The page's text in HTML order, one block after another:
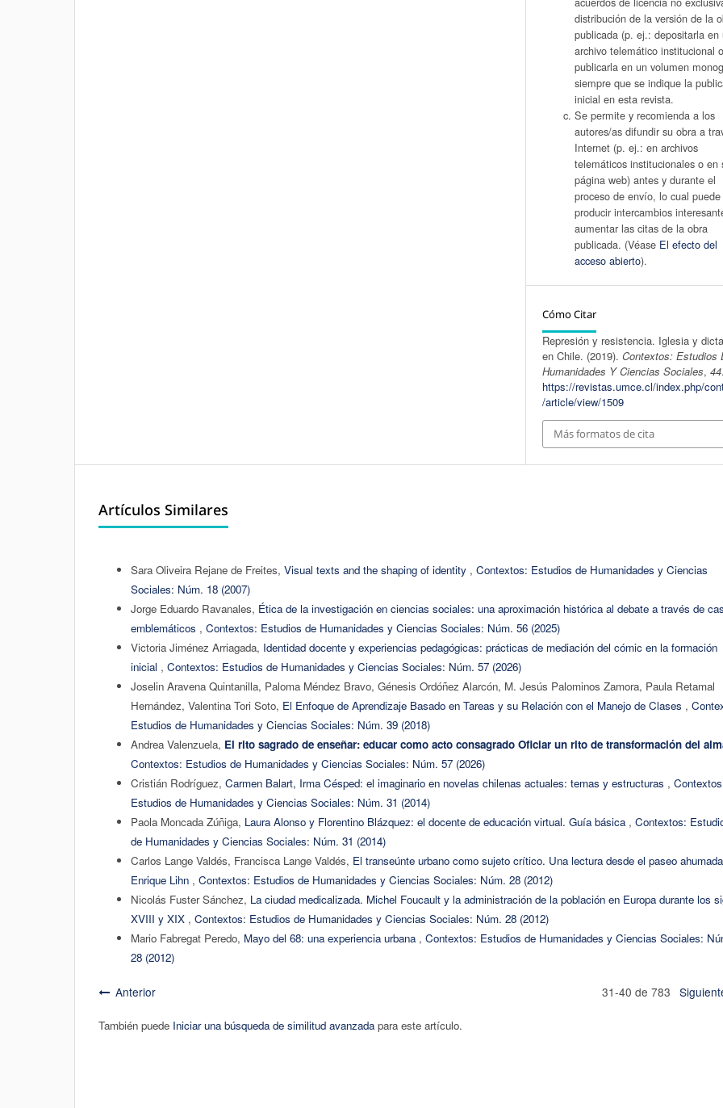
distribución de la versión de la
publicada (p. ej.: depositarla en
archivo telemático institucional
publicarla en un volumen
siempre que se indique la
inicial en esta revista.
Se permite y recomienda a los
autores/as difundir su obra a
Internet (p. ej.: en archivos
telemáticos institucionales o en
página web) antes y durante el
proceso de envío, lo cual puede
producir intercambios
aumentar las citas de la obra
publicada. (Véase El efecto del
acceso abierto).
Cómo Citar
Represión y resistencia. Iglesia y
en Chile. (2019).Contextos: Estudios
Humanidades Y Ciencias Sociales,44
https://revistas.umce.cl/index.php/
/article/view/1509
Más formatos de cita
Artículos Similares
Sara Oliveira Rejane de Freites, Visual texts and the shaping of identity , Contextos: Estudios de Humanidades y Ciencias
Sociales: Núm. 18 (2007)
Jorge Eduardo Ravanales, Ética de la investigación en ciencias sociales: una aproximación histórica al debate a través de
emblemáticos , Contextos: Estudios de Humanidades y Ciencias Sociales: Núm. 56 (2025)
Victoria Jiménez Arriagada, Identidad docente y experiencias pedagógicas: prácticas de mediación del cómic en la formación
inicial , Contextos: Estudios de Humanidades y Ciencias Sociales: Núm. 57 (2026)
Joselin Aravena Quintanilla, Paloma Méndez Bravo, Génesis Ordóñez Alarcón, M. Jesús Palominos Zamora, Paula Retamal
Hernández, Valentina Tori Soto, El Enfoque de Aprendizaje Basado en Tareas y su Relación con el Manejo de Clases ,
Estudios de Humanidades y Ciencias Sociales: Núm. 39 (2018)
Andrea Valenzuela, El rito sagrado de enseñar: educar como acto consagrado Oficiar un rito de transformación del
Contextos: Estudios de Humanidades y Ciencias Sociales: Núm. 57 (2026)
Cristián Rodríguez, Carmen Balart, Irma Césped: el imaginario en novelas chilenas actuales: temas y estructuras ,
Estudios de Humanidades y Ciencias Sociales: Núm. 31 (2014)
Paola Moncada Zúñiga, Laura Alonso y Florentino Blázquez: el docente de educación virtual. Guía básica , Contextos:
de Humanidades y Ciencias Sociales: Núm. 31 (2014)
Carlos Lange Valdés, Francisca Lange Valdés, El transeúnte urbano como sujeto crítico. Una lectura desde el paseo
Enrique Lihn , Contextos: Estudios de Humanidades y Ciencias Sociales: Núm. 28 (2012)
Nicolás Fuster Sánchez, La ciudad medicalizada. Michel Foucault y la administración de la población en Europa durante los
XVIII y XIX , Contextos: Estudios de Humanidades y Ciencias Sociales: Núm. 28 (2012)
Mario Fabregat Peredo, Mayo del 68: una experiencia urbana , Contextos: Estudios de Humanidades y Ciencias Sociales:
28 (2012)
Anterior 31-40 de 783
También puede Iniciar una búsqueda de similitud avanzada para este artículo.